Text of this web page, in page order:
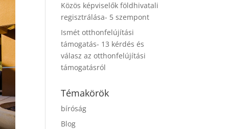
Közös képviselők földhivatali
regisztrálása- 5 szempont
Ismét otthonfelújítási
támogatás- 13 kérdés és
válasz az otthonfelújítási
támogatásról
Témakörök
bíróság
Blog